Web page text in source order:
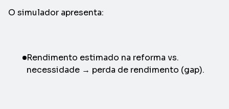
O simulador apresenta:
Rendimento estimado na reforma vs.
necessidade → perda de rendimento (gap).